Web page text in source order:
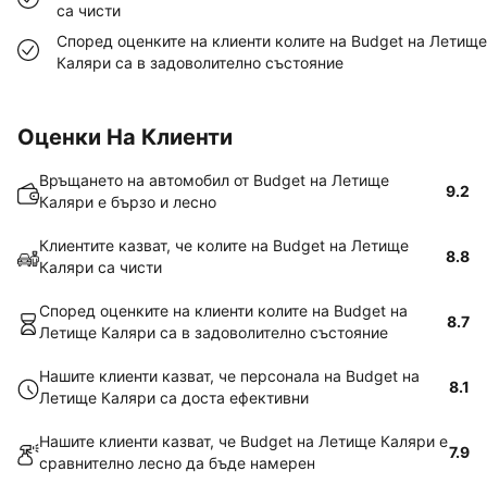
са чисти
Според оценките на клиенти колите на Budget на Летище
Каляри са в задоволително състояние
Оценки На Клиенти
Връщането на автомобил от Budget на Летище
Каляри е бързо и лесно
9.2
Клиентите казват, че колите на Budget на Летище
Каляри са чисти
8.8
Според оценките на клиенти колите на Budget на
Летище Каляри са в задоволително състояние
8.7
Нашите клиенти казват, че персонала на Budget на
Летище Каляри са доста ефективни
8.1
Нашите клиенти казват, че Budget на Летище Каляри е
сравнително лесно да бъде намерен
7.9